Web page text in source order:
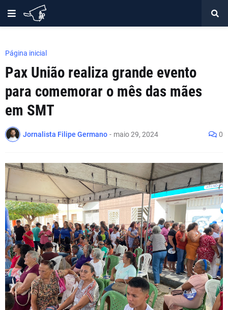
Página inicial
Pax União realiza grande evento
para comemorar o mês das mães
em SMT
Jornalista Filipe Germano - maio 29, 2024 0